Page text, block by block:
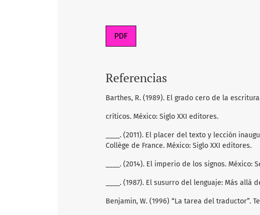
PDF
Referencias
Barthes, R. (1989). El grado cero de la
críticos. México: Siglo XXI editores.
____. (2011). El placer del texto y lección
Collège de France. México: Siglo XXI editores.
____. (2014). El imperio de los signos. México:
____. (1987). El susurro del lenguaje: Más
Benjamin, W. (1996) “La tarea del traductor”.